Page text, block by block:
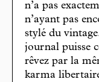
n’a pas
n’ayant pas
stylé du
journal puisse
rêvez par la
karma